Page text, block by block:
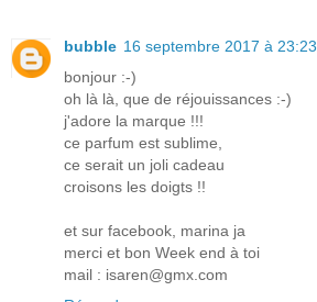
bubble 16 septembre 2017 à 23:23
bonjour :-)
oh là là, que de réjouissances :-)
j'adore la marque !!!
ce parfum est sublime,
ce serait un joli cadeau
croisons les doigts !!
et sur facebook, marina ja
merci et bon Week end à toi
mail : isaren@gmx.com